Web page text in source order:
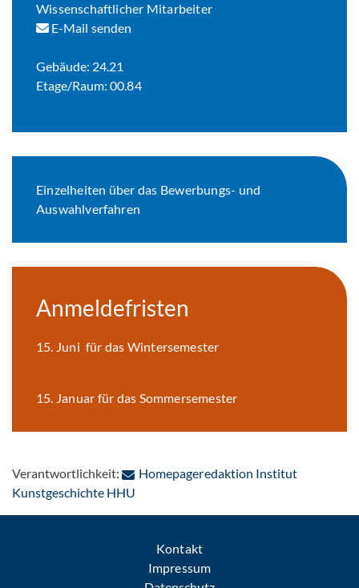
Wissenschaftlicher Mitarbeiter
E-Mail senden
Gebäude: 24.21
Etage/Raum: 00.84
Einzelheiten über das Bewerbungs- und
Auswahlverfahren
Anmeldefristen
15. Juni für das Wintersemester
15. Januar für das Sommersemester
Verantwortlichkeit:
Homepageredaktion Institut
Kunstgeschichte HHU
Kontakt
Impressum